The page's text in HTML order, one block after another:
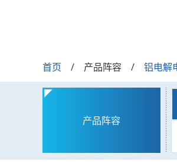
首页 产品阵容 铝电解
产品阵容